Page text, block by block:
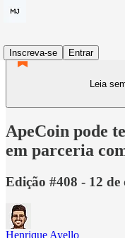
Inscreva-se
Entrar
Leia
ApeCoin pode
em parceria
Edição #408 - 12
Henrique Ayello